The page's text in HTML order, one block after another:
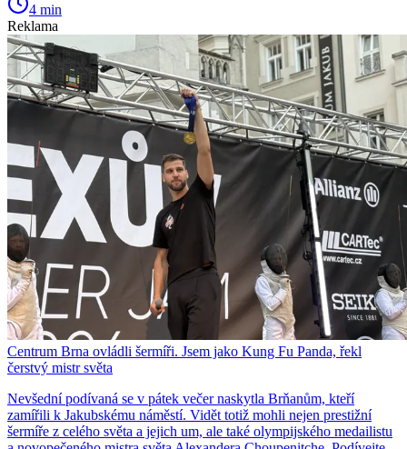
4 min
Reklama
Centrum Brna ovládli šermíři. Jsem jako Kung Fu Panda, řekl
čerstvý mistr světa
Nevšední podívaná se v pátek večer naskytla Brňanům, kteří
zamířili k Jakubskému náměstí. Vidět totiž mohli nejen prestižní
šermíře z celého světa a jejich um, ale také olympijského medailistu